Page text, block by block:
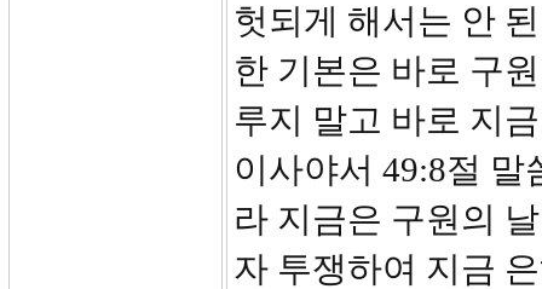
헛되게 해서는 안
한 기본은 바로 구
루지 말고 바로 지
이사야서 49:8절 말
라 지금은 구원의
자 투쟁하여 지금